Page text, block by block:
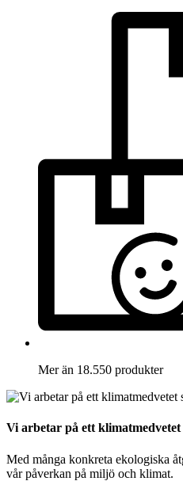
Mer än 18.550 produkter
Vi arbetar på ett klimatmedvetet
Med många konkreta ekologiska
vår påverkan på miljö och klimat.